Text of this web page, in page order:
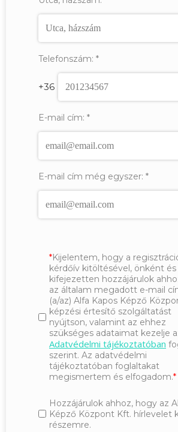
Telefonszám: *
+36
E-mail cím: *
E-mail cím még egyszer: *
Kijelentem, hogy a
kérdőív kitöltésével, önként és
kifejezetten hozzájárulok
az általam megadott e-mail
(a/az) Alfa Kapos Képző
képzési értesítő szolgáltatást
nyújtson, valamint az ehhez
szükséges adataimat kezelje
Adatvédelmi tájékoztatóban
szerint. Az adatvédelmi
tájékoztatóban foglaltakat
megismertem és elfogadom.
Hozzájárulok ahhoz, hogy az
Képző Központ Kft. hírlevelet
részemre.